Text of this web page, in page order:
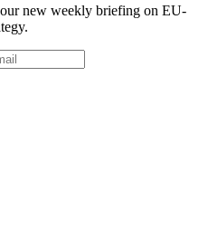
new weekly briefing on EU-